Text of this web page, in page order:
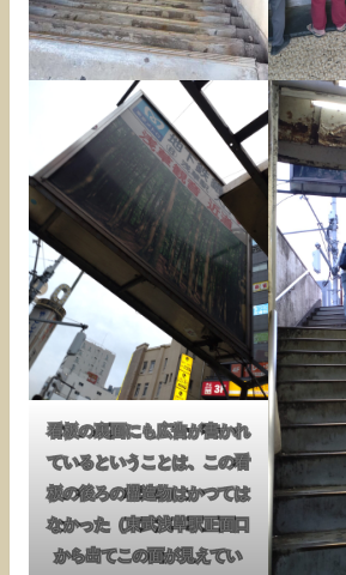
看板の裏面にも広告が書かれ
ているということは、この看
板の後ろの構造物はかつては
なかった（東武浅草駅正面口
から出てこの面が見えてい